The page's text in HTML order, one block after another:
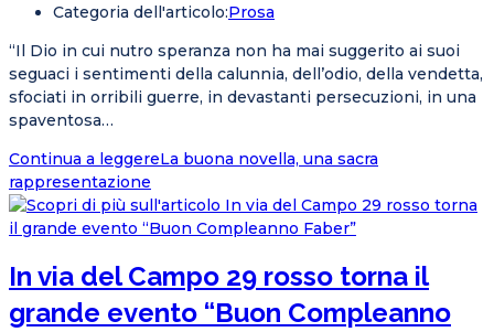
Categoria dell'articolo:Prosa
“Il Dio in cui nutro speranza non ha mai suggerito ai suoi
seguaci i sentimenti della calunnia, dell’odio, della vendetta,
sfociati in orribili guerre, in devastanti persecuzioni, in una
spaventosa…
Continua a leggereLa buona novella, una sacra
rappresentazione
In via del Campo 29 rosso torna il
grande evento “Buon Compleanno